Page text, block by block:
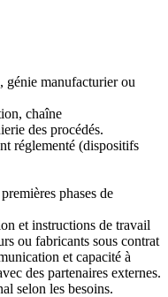
génie manufacturier ou
chaîne
des procédés.
réglementé (dispositifs
phases de
et instructions de travail
ou fabricants sous contrat
et capacité à
des partenaires externes.
selon les besoins.